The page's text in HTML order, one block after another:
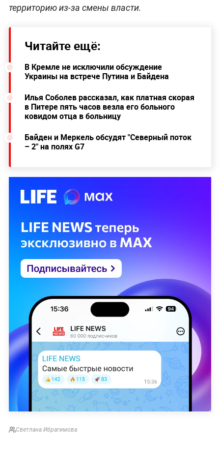
территорию из-за смены власти.
Читайте ещё:
В Кремле не исключили обсуждение
Украины на встрече Путина и Байдена
Илья Соболев рассказал, как платная скорая
в Питере пять часов везла его больного
ковидом отца в больницу
Байден и Меркель обсудят "Северный поток
– 2" на полях G7
Светлана Ибрагимова